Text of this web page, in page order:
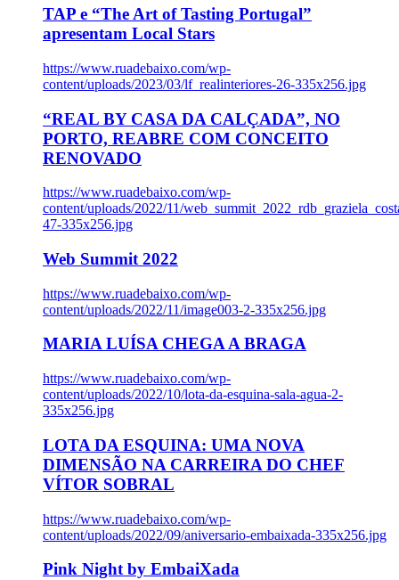
TAP e “The Art of Tasting Portugal”
apresentam Local Stars
https://www.ruadebaixo.com/wp-
content/uploads/2023/03/lf_realinteriores-26-335x256.jpg
“REAL BY CASA DA CALÇADA”, NO
PORTO, REABRE COM CONCEITO
RENOVADO
https://www.ruadebaixo.com/wp-
content/uploads/2022/11/
47-335x256.jpg
Web Summit 2022
https://www.ruadebaixo.com/wp-
content/uploads/2022/11/image003-2-335x256.jpg
MARIA LUÍSA CHEGA A BRAGA
https://www.ruadebaixo.com/wp-
content/uploads/2022/10/lota-da-esquina-sala-agua-2-
335x256.jpg
LOTA DA ESQUINA: UMA NOVA
DIMENSÃO NA CARREIRA DO CHEF
VÍTOR SOBRAL
https://www.ruadebaixo.com/wp-
content/uploads/2022/09/aniversario-embaixada-335x256.jpg
Pink Night by EmbaiXada